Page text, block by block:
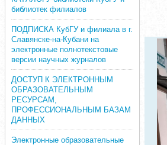
библиотек филиалов
ПОДПИСКА КубГУ и филиала в г.
Славянске-на-Кубани на
электронные полнотекстовые
версии научных журналов
ДОСТУП К ЭЛЕКТРОННЫМ
ОБРАЗОВАТЕЛЬНЫМ
РЕСУРСАМ,
ПРОФЕССИОНАЛЬНЫМ БАЗАМ
ДАННЫХ
Электронные образовательные